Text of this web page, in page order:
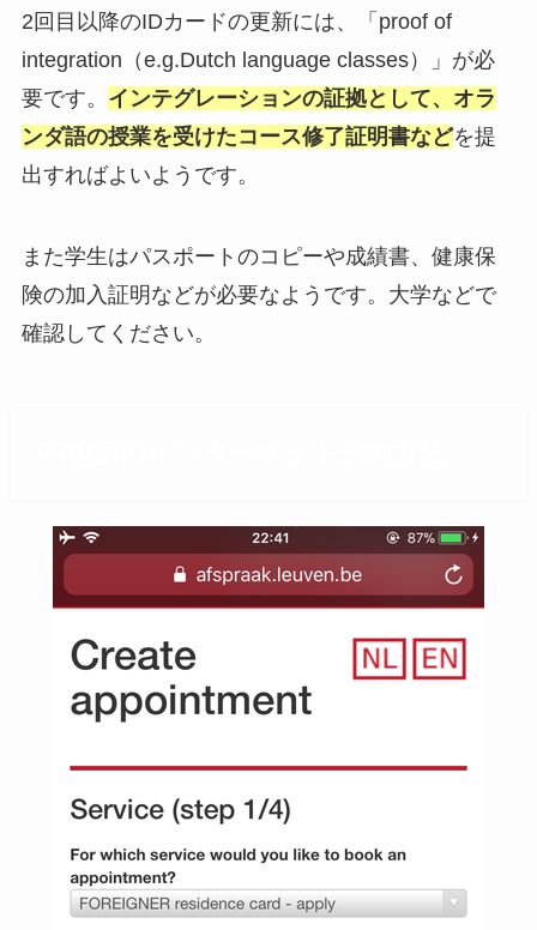
2回目以降のIDカードの更新には、「proof of
integration（e.g.Dutch language classes）」が必
要です。 インテグレーションの証拠として、オラ
ンダ語の授業を受けたコース修了証明書などを提
出すればよいようです。
また学生はパスポートのコピーや成績書、健康保
険の加入証明などが必要なようです。大学などで
確認してください。